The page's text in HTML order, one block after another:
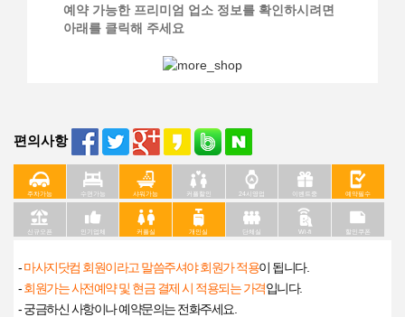
예약 가능한 프리미엄 업소 정보를 확인하시려면
아래를 클릭해 주세요
편의사항
주차가능 수면가능 샤워가능 커플할인 24시영업 이벤트중 예약필수
신규오픈 인기업체 커플실 개인실 단체실 Wi-fi 할인쿠폰
-마사지닷컴 회원이라고 말씀주셔야 회원가 적용이 됩니다.
-회원가는 사전예약 및 현금 결제 시 적용되는 가격입니다.
- 궁금하신 사항이나 예약문의는 전화주세요.